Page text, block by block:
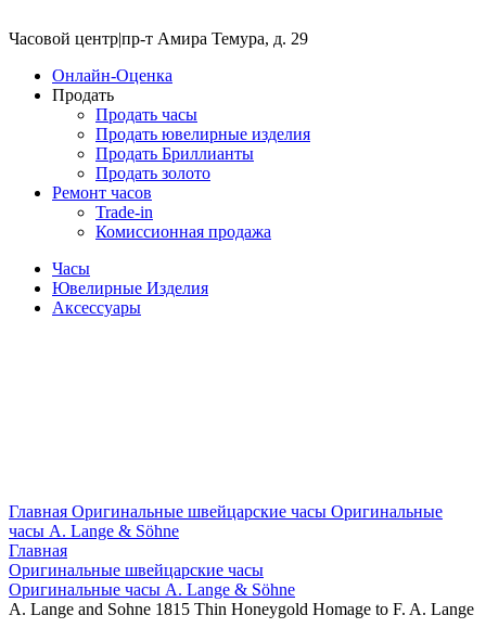
Часовой центр|пр-т Амира Темура, д. 29
Онлайн-Оценка
Продать
Продать часы
Продать ювелирные изделия
Продать Бриллианты
Продать золото
Ремонт часов
Trade-in
Комиссионная продажа
Часы
Ювелирные Изделия
Аксессуары
Главная Оригинальные швейцарские часы Оригинальные
часы A. Lange & Söhne
Главная
Оригинальные швейцарские часы
Оригинальные часы A. Lange & Söhne
A. Lange and Sohne 1815 Thin Honeygold Homage to F. A. Lange